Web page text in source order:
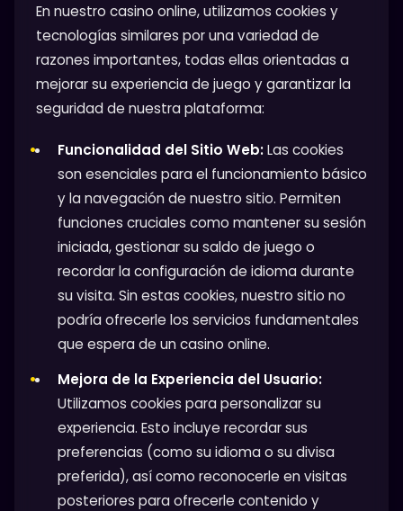
En nuestro casino online, utilizamos cookies y
tecnologías similares por una variedad de
razones importantes, todas ellas orientadas a
mejorar su experiencia de juego y garantizar la
seguridad de nuestra plataforma:
Funcionalidad del Sitio Web:Las cookies
son esenciales para el funcionamiento básico
y la navegación de nuestro sitio. Permiten
funciones cruciales como mantener su sesión
iniciada, gestionar su saldo de juego o
recordar la configuración de idioma durante
su visita. Sin estas cookies, nuestro sitio no
podría ofrecerle los servicios fundamentales
que espera de un casino online.
Mejora de la Experiencia del Usuario:
Utilizamos cookies para personalizar su
experiencia. Esto incluye recordar sus
preferencias (como su idioma o su divisa
preferida), así como reconocerle en visitas
posteriores para ofrecerle contenido y